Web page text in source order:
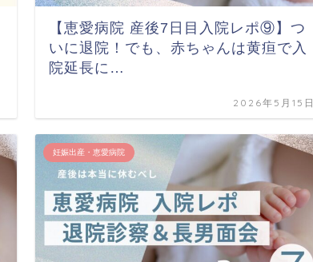
【恵愛病院 産後7日目入院レポ⑨】つ
いに退院！でも、赤ちゃんは黄疸で入
院延長に…
2026年5月15日
妊娠出産・恵愛病院